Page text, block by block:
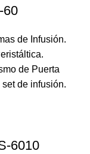
60
de Infusión.
de Puerta
de infusión.
6010